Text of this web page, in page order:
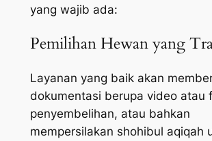
yang wajib ada:
Pemilihan Hewan yang
Layanan yang baik akan
dokumentasi berupa video atau
penyembelihan, atau bahkan
mempersilakan shohibul aqiqah